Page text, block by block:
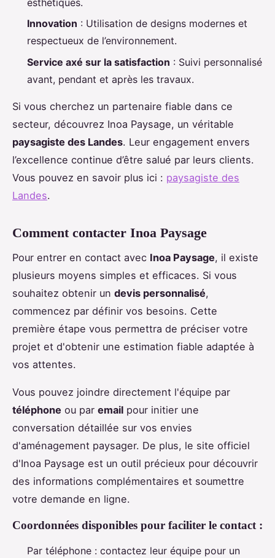
Innovation : Utilisation de designs modernes et
respectueux de l’environnement.
Service axé sur la satisfaction : Suivi personnalisé
avant, pendant et après les travaux.
Si vous cherchez un partenaire fiable dans ce
secteur, découvrez Inoa Paysage, un véritable
paysagiste des Landes. Leur engagement envers
l’excellence continue d’être salué par leurs clients.
Vous pouvez en savoir plus ici : paysagiste des
Landes.
Comment contacter Inoa Paysage
Pour entrer en contact avec Inoa Paysage, il existe
plusieurs moyens simples et efficaces. Si vous
souhaitez obtenir un devis personnalisé,
commencez par définir vos besoins. Cette
première étape vous permettra de préciser votre
projet et d'obtenir une estimation fiable adaptée à
vos attentes.
Vous pouvez joindre directement l'équipe par
téléphone ou par email pour initier une
conversation détaillée sur vos envies
d'aménagement paysager. De plus, le site officiel
d'Inoa Paysage est un outil précieux pour découvrir
des informations complémentaires et soumettre
votre demande en ligne.
Coordonnées disponibles pour faciliter le contact :
Par téléphone : contactez leur équipe pour un